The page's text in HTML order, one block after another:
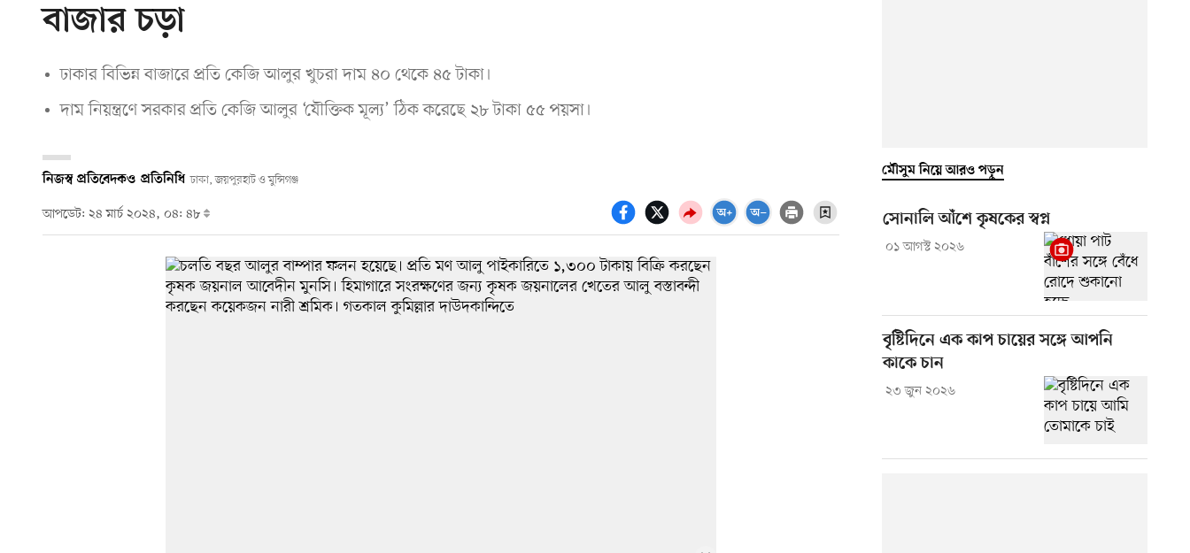
বাজার চড়া
ঢাকার বিভিন্ন বাজারে প্রতি কেজি আলুর খুচরা দাম ৪০ থেকে ৪৫ টাকা।
দাম নিয়ন্ত্রণে সরকার প্রতি কেজি আলুর ‘যৌক্তিক মূল্য’ ঠিক করেছে ২৮ টাকা ৫৫ পয়সা।
নিজস্ব প্রতিবেদকও প্রতিনিধি ঢাকা, জয়পুরহাট ও মুন্সিগঞ্জ
আপডেট: ২৪ মার্চ ২০২৪, ০৪: ৪৮
মৌসুম নিয়ে আরও পড়ুন
সোনালি আঁশে কৃষকের স্বপ্ন
০১ আগস্ট ২০২৬
বৃষ্টিদিনে এক কাপ চায়ের সঙ্গে আপনি
কাকে চান
২৩ জুন ২০২৬